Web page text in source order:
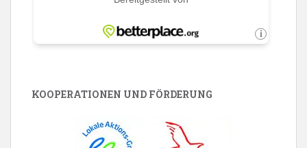
KOOPERATIONEN UND FÖRDERUNG